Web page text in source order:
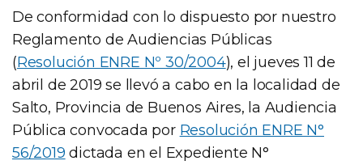
De conformidad con lo dispuesto por nuestro
Reglamento de Audiencias Públicas
(Resolución ENRE Nº 30/2004), el jueves 11 de
abril de 2019 se llevó a cabo en la localidad de
Salto, Provincia de Buenos Aires, la Audiencia
Pública convocada por Resolución ENRE N°
56/2019 dictada en el Expediente N°